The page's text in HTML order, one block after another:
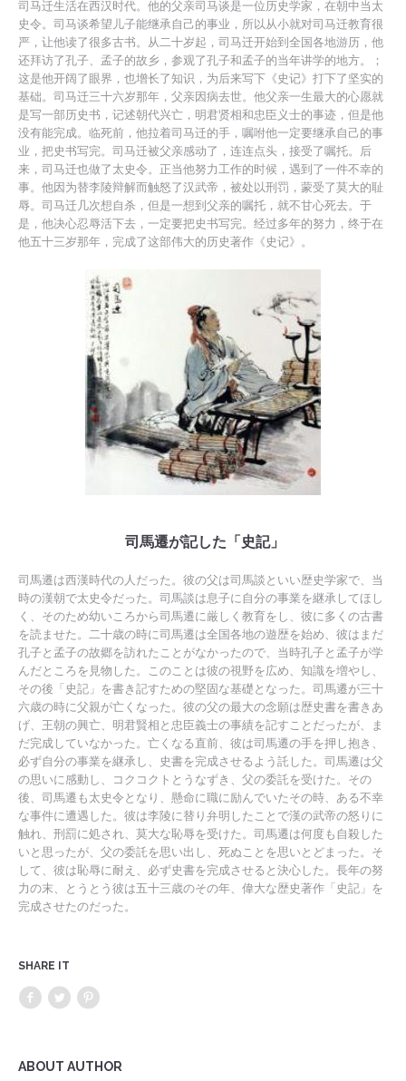
司马迁生活在西汉时代。他的父亲司马谈是一位历史学家，在朝中当太
史令。司马谈希望儿子能继承自己的事业，所以从小就对司马迁教育很
严，让他读了很多古书。从二十岁起，司马迁开始到全国各地游历，他
还拜访了孔子、孟子的故乡，参观了孔子和孟子的当年讲学的地方。；
这是他开阔了眼界，也增长了知识，为后来写下《史记》打下了坚实的
基础。司马迁三十六岁那年，父亲因病去世。他父亲一生最大的心愿就
是写一部历史书，记述朝代兴亡，明君贤相和忠臣义士的事迹，但是他
没有能完成。临死前，他拉着司马迁的手，嘱咐他一定要继承自己的事
业，把史书写完。司马迁被父亲感动了，连连点头，接受了嘱托。后
来，司马迁也做了太史令。正当他努力工作的时候，遇到了一件不幸的
事。他因为替李陵辩解而触怒了汉武帝，被处以刑罚，蒙受了莫大的耻
辱。司马迁几次想自杀，但是一想到父亲的嘱托，就不甘心死去。于
是，他决心忍辱活下去，一定要把史书写完。经过多年的努力，终于在
他五十三岁那年，完成了这部伟大的历史著作《史记》。
司馬遷が記した「史記」
司馬遷は西漢時代の人だった。彼の父は司馬談といい歴史学家で、当
時の漢朝で太史令だった。司馬談は息子に自分の事業を継承してほし
く、そのため幼いころから司馬遷に厳しく教育をし、彼に多くの古書
を読ませた。二十歳の時に司馬遷は全国各地の遊歴を始め、彼はまだ
孔子と孟子の故郷を訪れたことがなかったので、当時孔子と孟子が学
んだところを見物した。このことは彼の視野を広め、知識を増やし、
その後「史記」を書き記すための堅固な基礎となった。司馬遷が三十
六歳の時に父親が亡くなった。彼の父の最大の念願は歴史書を書きあ
げ、王朝の興亡、明君賢相と忠臣義士の事績を記すことだったが、ま
だ完成していなかった。亡くなる直前、彼は司馬遷の手を押し抱き、
必ず自分の事業を継承し、史書を完成させるよう託した。司馬遷は父
の思いに感動し、コクコクトとうなずき、父の委託を受けた。その
後、司馬遷も太史令となり、懸命に職に励んでいたその時、ある不幸
な事件に遭遇した。彼は李陵に替り弁明したことで漢の武帝の怒りに
触れ、刑罰に処され、莫大な恥辱を受けた。司馬遷は何度も自殺した
いと思ったが、父の委託を思い出し、死ぬことを思いとどまった。そ
して、彼は恥辱に耐え、必ず史書を完成させると決心した。長年の努
力の末、とうとう彼は五十三歳のその年、偉大な歴史著作「史記」を
完成させたのだった。
SHARE IT
ABOUT AUTHOR